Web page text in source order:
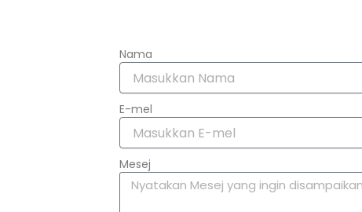
Nama
E-mel
Mesej